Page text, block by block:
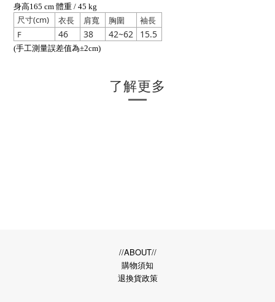
身高165 cm 體重 / 45 kg
尺寸(cm) 衣長 肩寬 胸圍
袖長
F
46 38 42~62 15.5
(手工測量誤差值為±2cm)
了解更多
//ABOUT//
購物須知
退換貨政策